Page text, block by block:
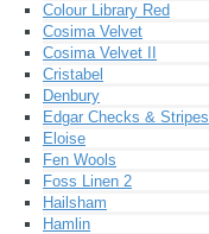
Colour Library Red
Cosima Velvet
Cosima Velvet II
Cristabel
Denbury
Edgar Checks & Stripes
Eloise
Fen Wools
Foss Linen 2
Hailsham
Hamlin